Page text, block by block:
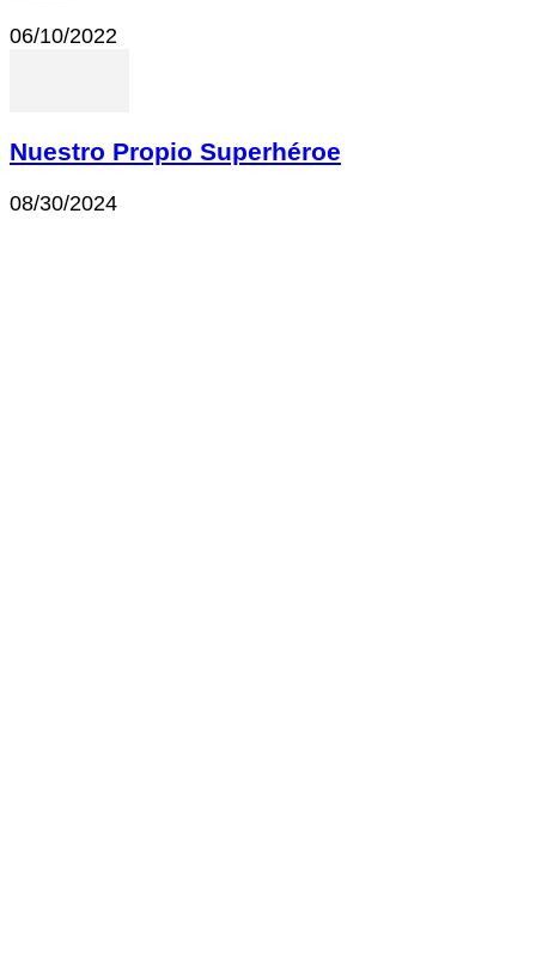
06/10/2022
Nuestro Propio Superhéroe
08/30/2024